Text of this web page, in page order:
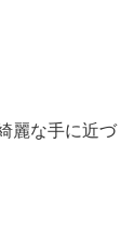
麗な手に近づ